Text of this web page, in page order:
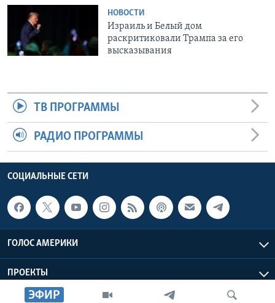
ЭФИР
НОВОСТИ
Израиль и Белый дом
раскритиковали Трампа за его
высказывания
ТВ ПРОГРАММЫ
РАДИО ПРОГРАММЫ
СОЦИАЛЬНЫЕ СЕТИ
ГОЛОС АМЕРИКИ
ПРОЕКТЫ